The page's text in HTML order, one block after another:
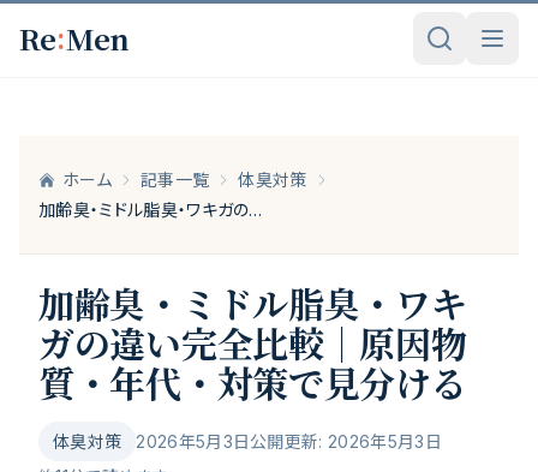
Re:Men
ホーム 記事一覧
体臭対策
加齢臭・ミドル脂臭・ワキガの違い完全比較｜原因物質・年代・対策で見分ける
加齢臭・ミドル脂臭・ワキ
ガの違い完全比較｜原因物
質・年代・対策で見分ける
体臭対策 2026年5月3日公開更新: 2026年5月3日